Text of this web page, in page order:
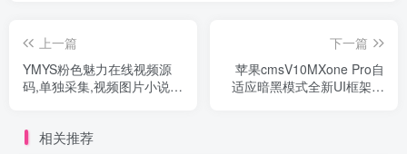
上一篇
YMYS粉色魅力在线视频源
码,单独采集,视频图片小说综
下一篇
苹果cmsV10MXone Pro自
适应暗黑模式全新UI框架模
相关推荐